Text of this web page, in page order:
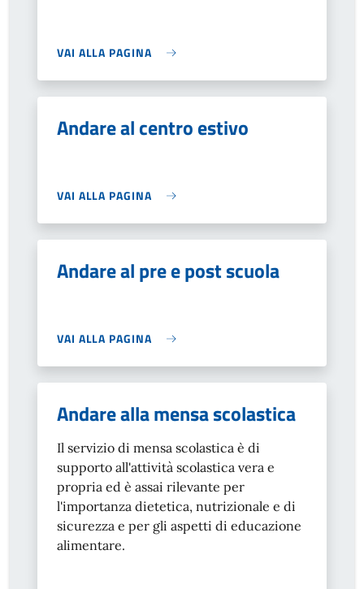
VAI ALLA PAGINA
Andare al centro estivo
VAI ALLA PAGINA
Andare al pre e post scuola
VAI ALLA PAGINA
Andare alla mensa scolastica
Il servizio di mensa scolastica è di
supporto all'attività scolastica vera e
propria ed è assai rilevante per
l'importanza dietetica, nutrizionale e di
sicurezza e per gli aspetti di educazione
alimentare.